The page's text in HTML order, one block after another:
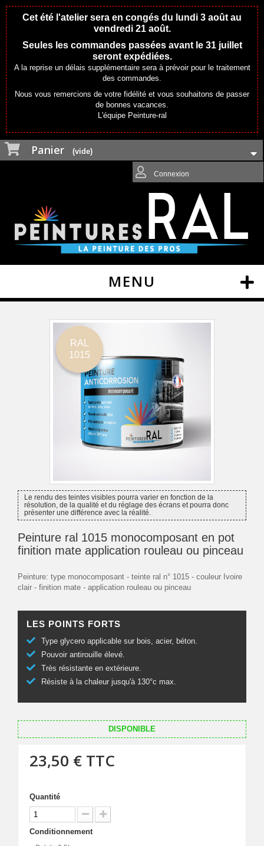
Cet été l'atelier sera en congés du lundi 3 août au
vendredi 21 août.
Seules les commandes passées avant le 31 juillet
seront expédiées.
A la reprise un délais supplémentaire sera à prévoir pour le traitement
des commandes.
Nous vous remercions de votre fidélité et vous souhaitons de passer
de bonnes vacances.
L'équipe Peinture-ral
Panier (vide)
Connexion
MENU
RAL
1015
Le rendu des teintes visibles pourra varier en fonction de la
résolution, de la qualité et du réglage des écrans et pourra donc
présenter une différence avec la réalité.
Peinture ral 1015 monocomposant en pot
finition mate application rouleau ou pinceau
Peinture: type monocomposant - teinte ral n° 1015 - couleur Ivoire
clair - finition mate - application rouleau ou pinceau
LES POINTS FORTS
Type glycero applicable sur bois, acier, béton.
Pouvoir antirouille élevé.
Très résistante en extérieure.
Résiste à la chaleur jusqu'à 130°c max.
DISPONIBLE
23,50 € TTC
Quantité
Conditionnement